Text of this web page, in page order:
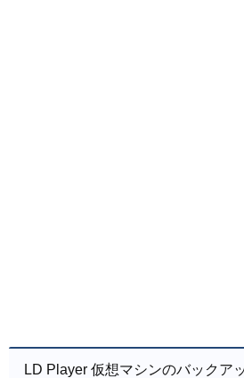
LD Player 仮想マシンのバックア